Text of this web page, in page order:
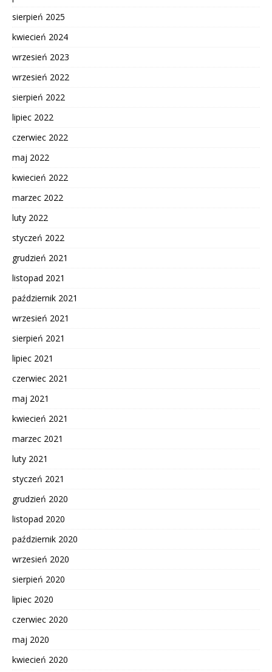
sierpień 2025
kwiecień 2024
wrzesień 2023
wrzesień 2022
sierpień 2022
lipiec 2022
czerwiec 2022
maj 2022
kwiecień 2022
marzec 2022
luty 2022
styczeń 2022
grudzień 2021
listopad 2021
październik 2021
wrzesień 2021
sierpień 2021
lipiec 2021
czerwiec 2021
maj 2021
kwiecień 2021
marzec 2021
luty 2021
styczeń 2021
grudzień 2020
listopad 2020
październik 2020
wrzesień 2020
sierpień 2020
lipiec 2020
czerwiec 2020
maj 2020
kwiecień 2020